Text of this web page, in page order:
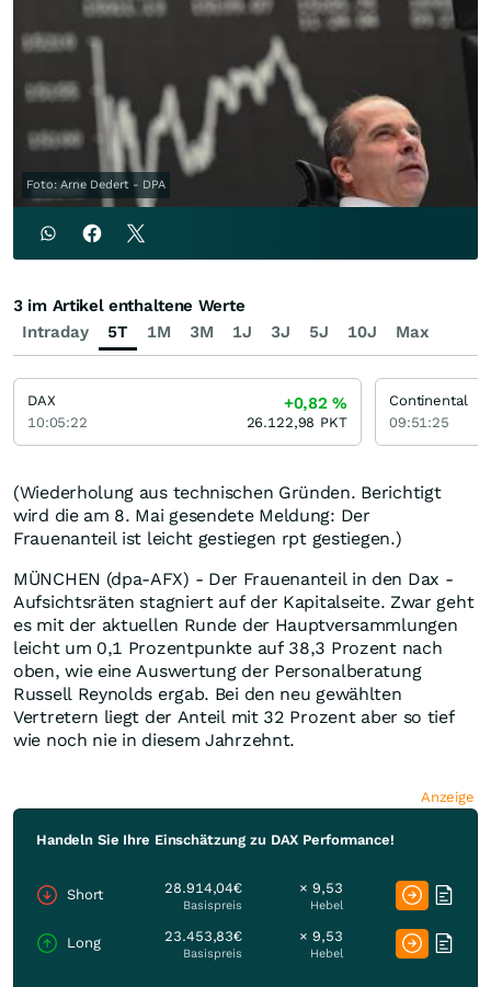
Foto: Arne Dedert - DPA
(Wiederholung aus technischen Gründen. Berichtigt
wird die am 8. Mai gesendete Meldung: Der
Frauenanteil ist leicht gestiegen rpt gestiegen.)
MÜNCHEN (dpa-AFX) - Der Frauenanteil in den Dax -
Aufsichtsräten stagniert auf der Kapitalseite. Zwar geht
es mit der aktuellen Runde der Hauptversammlungen
leicht um 0,1 Prozentpunkte auf 38,3 Prozent nach
oben, wie eine Auswertung der Personalberatung
Russell Reynolds ergab. Bei den neu gewählten
Vertretern liegt der Anteil mit 32 Prozent aber so tief
wie noch nie in diesem Jahrzehnt.
Anzeige
Handeln Sie Ihre Einschätzung zu DAX Performance!
Short 28.914,04€
Basispreis
× 9,53
Hebel
Long 23.453,83€
Basispreis
× 9,53
Hebel
Intraday 5T 1M 3M 1J 3J 5J 10J Max
3 im Artikel enthaltene Werte
DAX
10:05:22
+0,82%
26.122,98 PKT
Continental
09:51:25